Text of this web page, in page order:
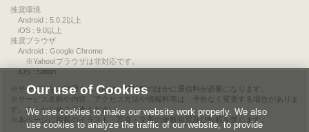
推奨環境
Android : 5.0.2以上
iOS : 9.0以上
推奨ブラウザ
Android : Google Chrome
※Yahoo!ブラウザは非対応です。
iOS : Safari
サービスをご利用されるには、情報料のほかに通信料が必要になります。
サービス名称や内容、アクセス方法や情報料等は、予告なく変更する場合がありま
す。あらかじめご了承ください。
本ページに掲載のイラスト・写真・文章の無断複写及び転載を禁じます。
Our use of Cookies
We use cookies to make our website work properly. We also
use cookies to analyze the traffic of our website, to provide